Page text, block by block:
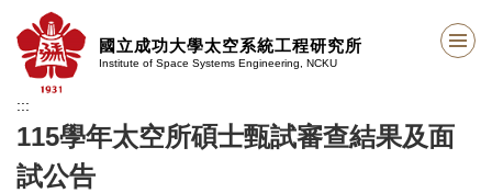
到
主
內
容
塊
國立成功大學太空系統工程研究所
Institute of Space Systems Engineering, NCKU
:::
115學年太空所碩士甄試審查結果及面
試公告